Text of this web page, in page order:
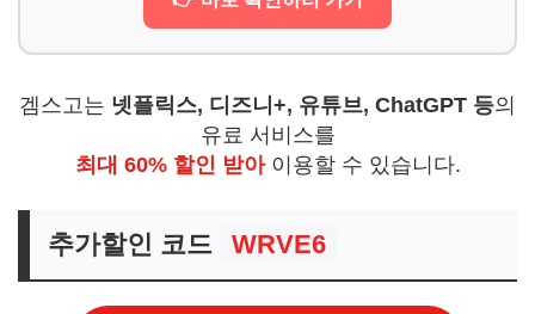
겜스고는 넷플릭스, 디즈니+, 유튜브, ChatGPT 등의
유료 서비스를
최대 60% 할인 받아이용할 수 있습니다.
추가할인 코드 WRVE6